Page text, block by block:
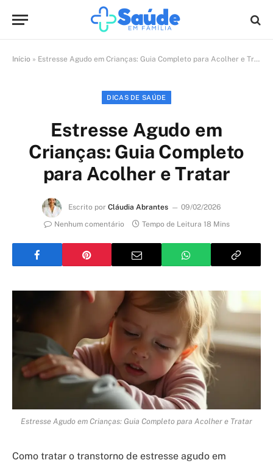
Início » Estresse Agudo em Crianças: Guia Completo para Acolher e Tratar
DICAS DE SAÚDE
Estresse Agudo em
Crianças: Guia Completo
para Acolher e Tratar
Escrito por Cláudia Abrantes
09/02/2026
Nenhum comentário
Tempo de Leitura 18 Mins
Estresse Agudo em Crianças: Guia Completo para Acolher e Tratar
Como tratar o transtorno de estresse agudo em